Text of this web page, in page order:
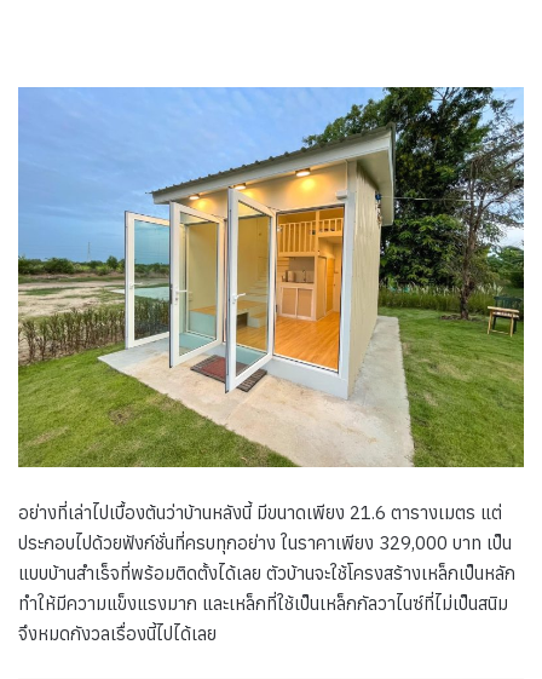
อย่างที่เล่าไปเบื้องต้นว่าบ้านหลังนี้ มีขนาดเพียง 21.6 ตารางเมตร แต่
ประกอบไปด้วยฟังก์ชั่นที่ครบทุกอย่าง ในราคาเพียง 329,000 บาท เป็น
แบบบ้านสำเร็จที่พร้อมติดตั้งได้เลย ตัวบ้านจะใช้โครงสร้างเหล็กเป็นหลัก
ทำให้มีความแข็งแรงมาก และเหล็กที่ใช้เป็นเหล็กกัลวาไนซ์ที่ไม่เป็นสนิม
จึงหมดกังวลเรื่องนี้ไปได้เลย